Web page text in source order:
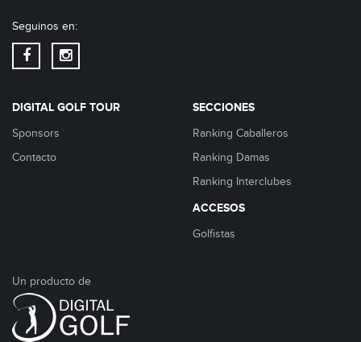
Seguinos en:
DIGITAL GOLF TOUR
Sponsors
Contacto
SECCIONES
Ranking Caballeros
Ranking Damas
Ranking Interclubes
ACCESOS
Golfistas
Un producto de